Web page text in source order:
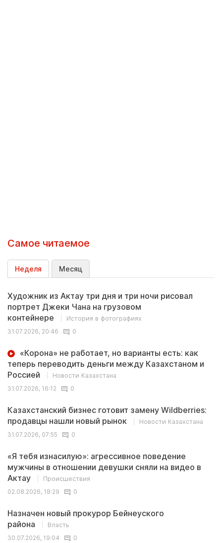
Самое читаемое
Неделя Месяц
Художник из Актау три дня и три ночи рисовал
портрет Джеки Чана на грузовом
контейнере
История в фотографиях
31.07.2026, 20:46
0
«Корона» не работает, но варианты есть: как
теперь переводить деньги между Казахстаном и
Россией
Новости Казахстана
31.07.2026, 16:12
0
Казахстанский бизнес готовит замену Wildberries:
продавцы нашли новый рынок
Новости Казахстана
31.07.2026, 07:55
0
«Я тебя изнасилую»: агрессивное поведение
мужчины в отношении девушки сняли на видео в
Актау
Происшествия
02.08.2026, 18:29
0
Назначен новый прокурор Бейнеуского
района
Власть
30.07.2026, 19:04
0